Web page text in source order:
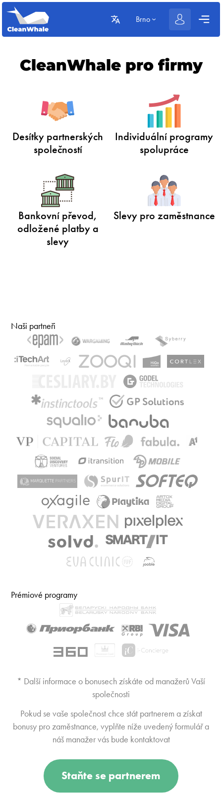
Brno
CleanWhale pro firmy
Desítky partnerských
společností
Individuální programy
spolupráce
Bankovní převod,
odložené platby a
slevy
Slevy pro zaměstnance
Naši partneři
Prémiové programy
* Další informace o bonusech získáte od manažerů Vaší
společnosti
Pokud se vaše společnost chce stát partnerem a získat
bonusy pro zaměstnance, vyplňte níže uvedený formulář a
náš manažer vás bude kontaktovat
Staňte se partnerem